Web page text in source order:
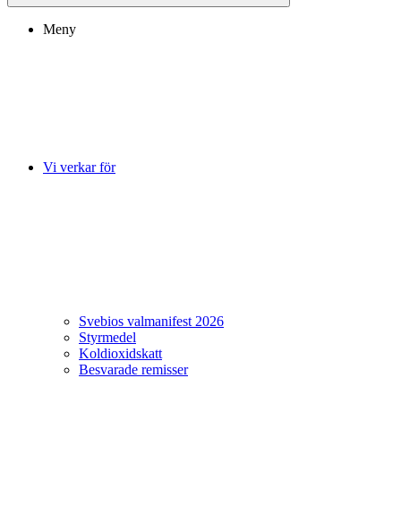
Meny
Vi verkar för
Svebios valmanifest 2026
Styrmedel
Koldioxidskatt
Besvarade remisser